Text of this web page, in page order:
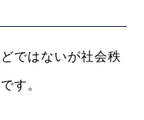
ではないが社会秩
す。